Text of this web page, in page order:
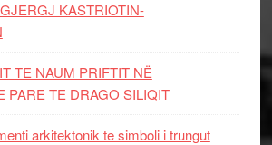
KASTRIOTIN-
TE NAUM PRIFTIT NË
PARE TE DRAGO SILIQIT
arkitektonik te simboli i trungut